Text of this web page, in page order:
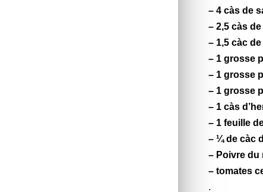
– 4 càs de
– 2,5 càs
– 1,5 càc
– 1 grosse
– 1 grosse
– 1 grosse
– 1 càs
– 1 feuille
– ¼ de càc
– Poivre du
– tomates
.